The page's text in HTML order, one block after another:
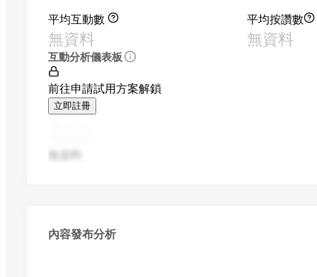
平均互動數
無資料
平均按讚數
無資料
互動分析儀表板
前往申請試用方案解鎖
立即註冊
無資料
內容發布分析